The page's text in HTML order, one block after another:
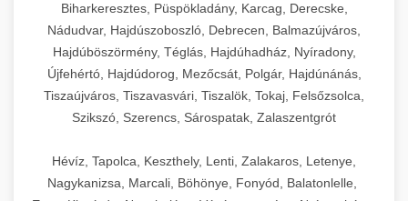
Biharkeresztes, Püspökladány, Karcag, Derecske,
Nádudvar, Hajdúszoboszló, Debrecen, Balmazújváros,
Hajdúböszörmény, Téglás, Hajdúhadház, Nyíradony,
Újfehértó, Hajdúdorog, Mezőcsát, Polgár, Hajdúnánás,
Tiszaújváros, Tiszavasvári, Tiszalök, Tokaj, Felsőzsolca,
Szikszó, Szerencs, Sárospatak, Zalaszentgrót
Hévíz, Tapolca, Keszthely, Lenti, Zalakaros, Letenye,
Nagykanizsa, Marcali, Böhönye, Fonyód, Balatonlelle,